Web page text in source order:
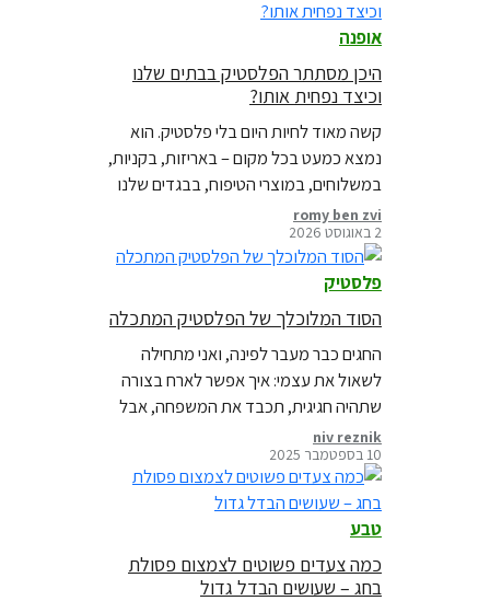
אופנה
היכן מסתתר הפלסטיק בבתים שלנו
וכיצד נפחית אותו?
קשה מאוד לחיות היום בלי פלסטיק. הוא
נמצא כמעט בכל מקום – באריזות, בקניות,
במשלוחים, במוצרי הטיפוח, בבגדים שלנו
ובאוכל שאנחנו קונים. איך אפשר לצמצם
אותו?
romy ben zvi
2 באוגוסט 2026
פלסטיק
הסוד המלוכלך של הפלסטיק המתכלה
החגים כבר מעבר לפינה, ואני מתחילה
לשאול את עצמי: איך אפשר לארח בצורה
שתהיה חגיגית, תכבד את המשפחה, אבל
גם תשאיר אותי עם מצפון נקי כלפי
הסביבה? השולחן מתמלא במנות,
האורחים מתחילים להגיע, ובראש שלי כבר
רצות השאלות: איך עושים את זה יפה, נוח,
ובלי להשאיר אחרינו הר של פסולת?
niv reznik
10 בספטמבר 2025
טבע
כמה צעדים פשוטים לצמצום פסולת
בחג – שעושים הבדל גדול